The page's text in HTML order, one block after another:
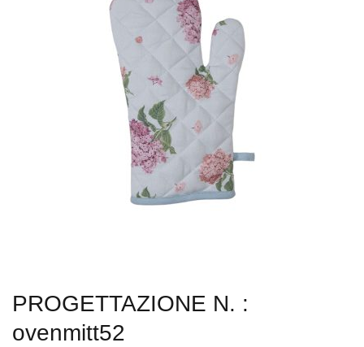
PROGETTAZIONE N. :
ovenmitt52